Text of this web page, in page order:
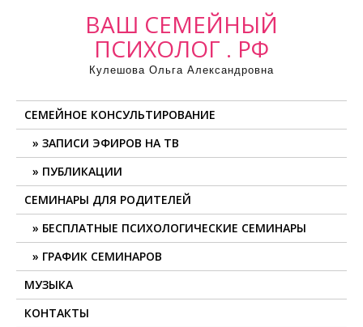
ВАШ СЕМЕЙНЫЙ
ПСИХОЛОГ . РФ
Кулешова Ольга Александровна
СЕМЕЙНОЕ КОНСУЛЬТИРОВАНИЕ
ЗАПИСИ ЭФИРОВ НА ТВ
ПУБЛИКАЦИИ
СЕМИНАРЫ ДЛЯ РОДИТЕЛЕЙ
БЕСПЛАТНЫЕ ПСИХОЛОГИЧЕСКИЕ СЕМИНАРЫ
ГРАФИК СЕМИНАРОВ
МУЗЫКА
КОНТАКТЫ